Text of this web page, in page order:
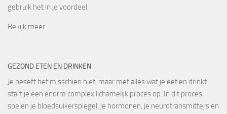
gebruik het in je voordeel.
Bekijk meer
GEZOND ETEN EN DRINKEN
Je beseft het misschien niet, maar met alles wat je eet en drinkt
start je een enorm complex lichamelijk proces op. In dit proces
spelen je bloedsuikerspiegel, je hormonen, je neurotransmitters en